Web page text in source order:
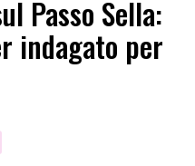
Passo Sella:
indagato per